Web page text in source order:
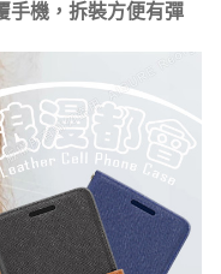
手機，拆裝方便有彈